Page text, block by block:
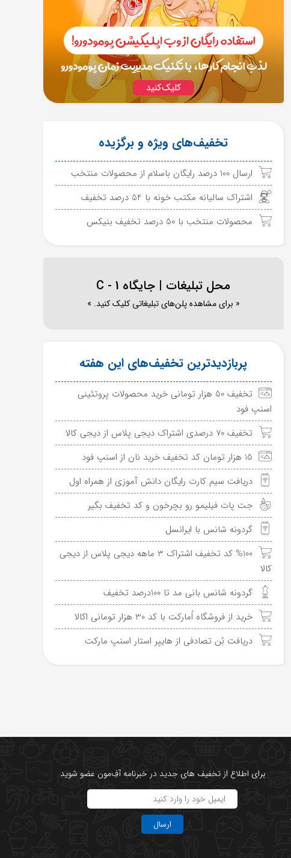
تخفیف‌های ویژه و برگزیده
ارسال 100 درصد رایگان باسلام از محصولات منتخب
اشتراک سالیانه مکتب خونه با 54 درصد تخفیف
محصولات منتخب با 50 درصد تخفیف بنیکس
محل تبلیغات | جایگاه C - 1
« برای مشاهده پلن‌های تبلیغاتی کلیک کنید. »
پربازدیدترین تخفیف‌های این هفته
تخفیف 50 هزار تومانی خرید محصولات پروتئینی
اسنپ فود
تخفیف 70 درصدی اشتراک دیجی پلاس از دیجی کالا
15 هزار تومان کد تخفیف خرید نان از اسنپ فود
دریافت سیم کارت رایگان دانش آموزی از همراه اول
جت پات فیلیمو رو بچرخون و کد تخفیف بگیر
گردونه شانس با ایرانسل
%100 کد تخفیف اشتراک 3 ماهه دیجی پلاس از دیجی
کالا
گردونه شانس بانی مد تا 100درصد تخفیف
خرید از فروشگاه اُمارکت با کد 30 هزار تومانی اکالا
دریافت بُن تصادفی از هایپر استار اسنپ مارکت
برای اطلاع از تخفیف های جدید در خبرنامه آفِ‌مون عضو شوید
ارسال